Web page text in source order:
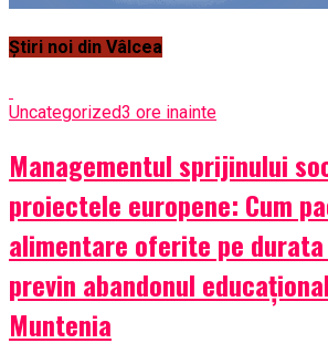
Știri noi din Vâlcea
Uncategorized3 ore inainte
Managementul sprijinului
proiectele europene: Cum
alimentare oferite pe
previn abandonul
Muntenia